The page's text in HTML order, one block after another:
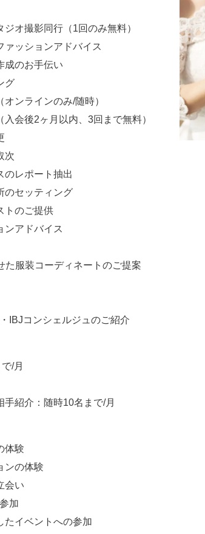
オ撮影同行（1回のみ無料）
ァッションアドバイス
成のお手伝い
グ
ンラインのみ/随時）
会後2ヶ月以内、3回まで無料）
次
のレポート抽出
のセッティング
トのご提供
ンアドバイス
た服装コーディネートのご提案
IBJコンシェルジュのご紹介
名まで/月
受：無制限
手紹介：随時10名まで/月
体験
ンの体験
会い
加
たイベントへの参加